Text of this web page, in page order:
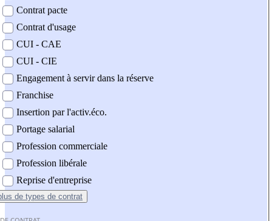
Contrat pacte
Contrat d'usage
CUI - CAE
CUI - CIE
Engagement à servir dans la réserve
Franchise
Insertion par l'activ.éco.
Portage salarial
Profession commerciale
Profession libérale
Reprise d'entreprise
de types de contrat